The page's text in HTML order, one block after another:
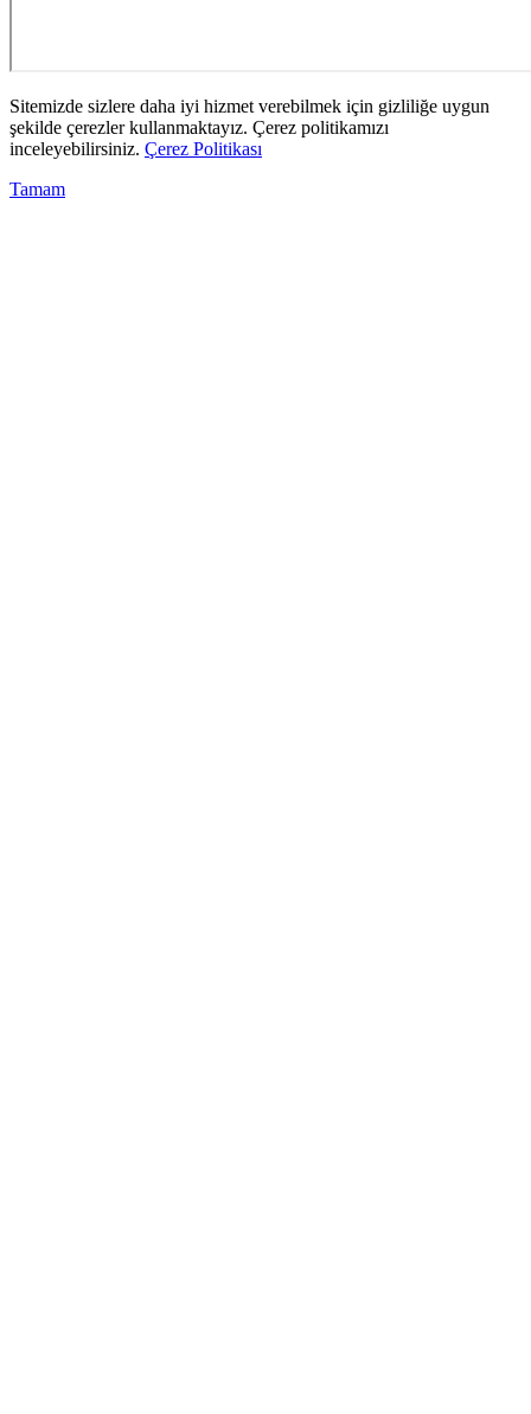
Sitemizde sizlere daha iyi hizmet verebilmek için gizliliğe uygun
şekilde çerezler kullanmaktayız. Çerez politikamızı
inceleyebilirsiniz. Çerez Politikası
Tamam